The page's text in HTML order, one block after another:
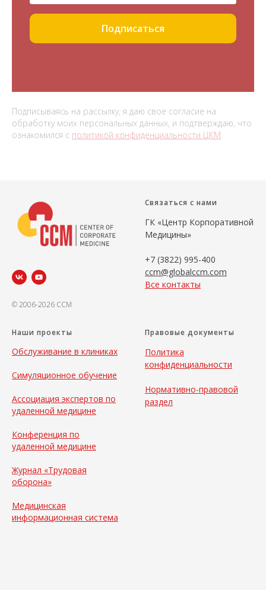
Подписаться
Подписываясь на рассылку, я даю свое согласие на
обработку моих персональных данных, и подтверждаю, что
ознакомился с политикой конфиденциальности ЦКМ
© 2006-2026 CCM
Связаться с нами
ГК «Центр Корпоративной
Медицины»
+7 (3822) 995-400
ccm@globalccm.com
Все контакты
Наши проекты
Обслуживание в клиниках
Симуляционное обучение
Ассоциация экспертов по
удаленной медицине
Конференция по
удаленной медицине
Журнал «Трудовая
оборона»
Медицинская
информационная система
Правовые документы
Политика
конфиденциальности
Нормативно-правовой
раздел